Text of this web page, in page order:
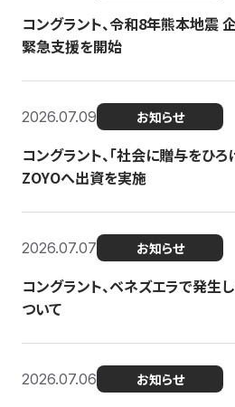
コングラント、令和8年熊本地震
緊急支援を開始
2026.07.09 お知らせ
コングラント、「社会に贈与をひ
ZOYOへ出資を実施
2026.07.07 お知らせ
コングラント、ベネズエラで発生
ついて
2026.07.06 お知らせ